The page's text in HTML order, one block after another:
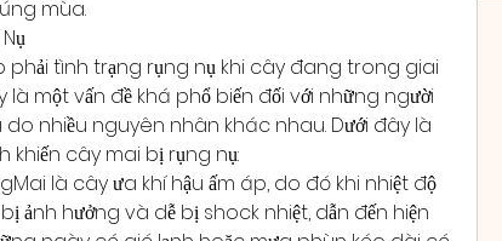
mùa.
tình trạng rụng nụ khi cây đang trong giai
một vấn đề khá phổ biến đối với những người
do nhiều nguyên nhân khác nhau. Dưới đây là
khiến cây mai bị rụng nụ:
là cây ưa khí hậu ấm áp, do đó khi nhiệt độ
ảnh hưởng và dễ bị shock nhiệt, dẫn đến hiện